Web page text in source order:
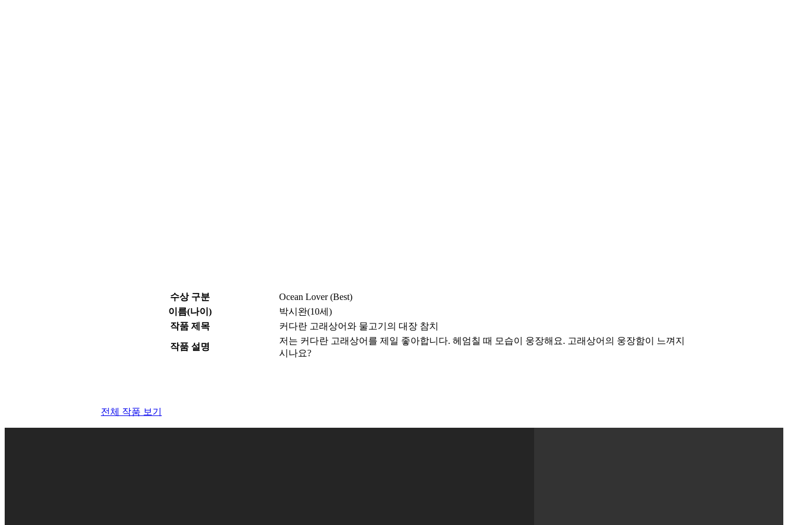
수상 구분
Ocean Lover (Best)
이름(나이)
박시완(10세)
작품 제목
커다란 고래상어와 물고기의 대장 참치
작품 설명
저는 커다란 고래상어를 제일 좋아합니다. 헤엄칠 때 모습이 웅장해요. 고래상어의 웅장함이 느껴지
시나요?
전체 작품 보기